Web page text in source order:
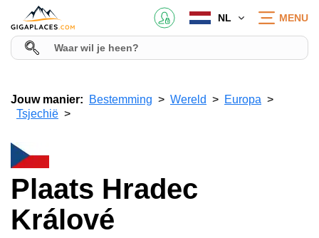
NL MENU
Jouw manier: Bestemming Wereld
Europa
Tsjechië
Plaats Hradec
Králové